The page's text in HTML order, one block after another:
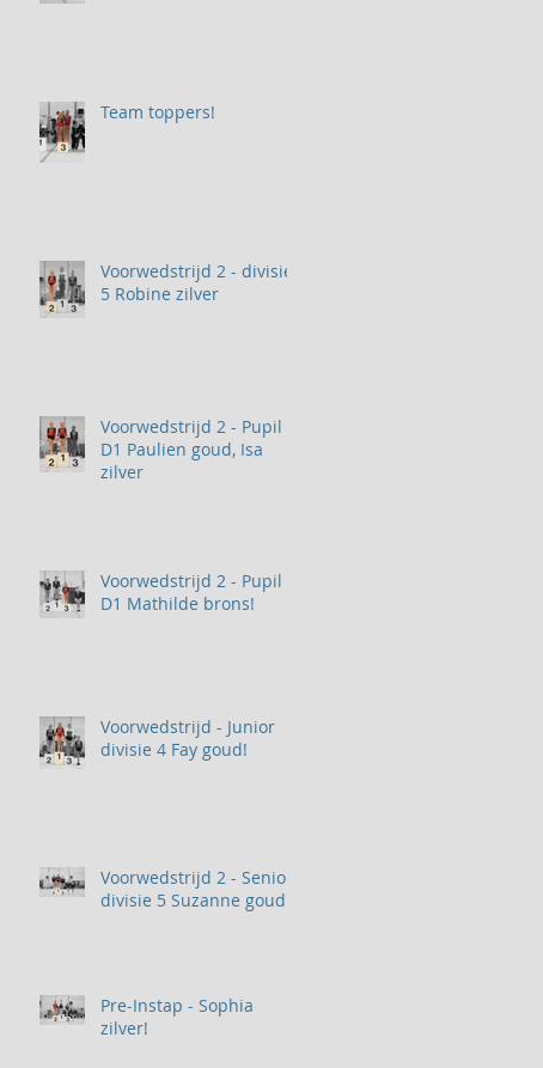
Team toppers!
Voorwedstrijd 2 - divisie
5 Robine zilver
Voorwedstrijd 2 - Pupil 2
D1 Paulien goud, Isa
zilver
Voorwedstrijd 2 - Pupil 1
D1 Mathilde brons!
Voorwedstrijd - Junior
divisie 4 Fay goud!
Voorwedstrijd 2 - Senior
divisie 5 Suzanne goud
Pre-Instap - Sophia
zilver!